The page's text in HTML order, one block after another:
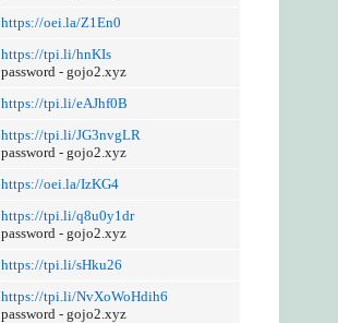
https://oei.la/Z1En0
https://tpi.li/hnKIs
password - gojo2.xyz
https://tpi.li/eAJhf0B
https://tpi.li/JG3nvgLR
password - gojo2.xyz
https://oei.la/IzKG4
https://tpi.li/q8u0y1dr
password - gojo2.xyz
https://tpi.li/sHku26
https://tpi.li/NvXoWoHdih6
password - gojo2.xyz